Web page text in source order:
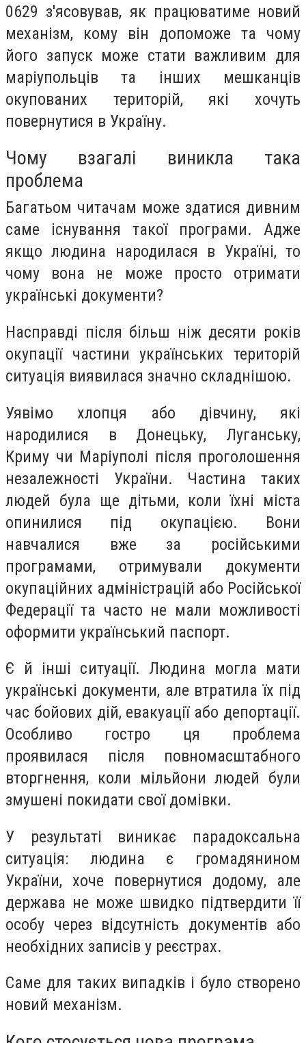
0629 з'ясовував, як працюватиме новий
механізм, кому він допоможе та чому
його запуск може стати важливим для
маріупольців та інших мешканців
окупованих територій, які хочуть
повернутися в Україну.
Чому взагалі виникла така
проблема
Багатьом читачам може здатися дивним
саме існування такої програми. Адже
якщо людина народилася в Україні, то
чому вона не може просто отримати
українські документи?
Насправді після більш ніж десяти років
окупації частини українських територій
ситуація виявилася значно складнішою.
Уявімо хлопця або дівчину, які
народилися в Донецьку, Луганську,
Криму чи Маріуполі після проголошення
незалежності України. Частина таких
людей була ще дітьми, коли їхні міста
опинилися під окупацією. Вони
навчалися вже за російськими
програмами, отримували документи
окупаційних адміністрацій або Російської
Федерації та часто не мали можливості
оформити український паспорт.
Є й інші ситуації. Людина могла мати
українські документи, але втратила їх під
час бойових дій, евакуації або депортації.
Особливо гостро ця проблема
проявилася після повномасштабного
вторгнення, коли мільйони людей були
змушені покидати свої домівки.
У результаті виникає парадоксальна
ситуація: людина є громадянином
України, хоче повернутися додому, але
держава не може швидко підтвердити її
особу через відсутність документів або
необхідних записів у реєстрах.
Саме для таких випадків і було створено
новий механізм.